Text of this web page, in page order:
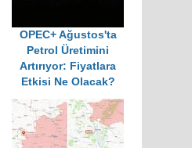
OPEC+ Ağustos'ta
Petrol Üretimini
Artırıyor: Fiyatlara
Etkisi Ne Olacak?